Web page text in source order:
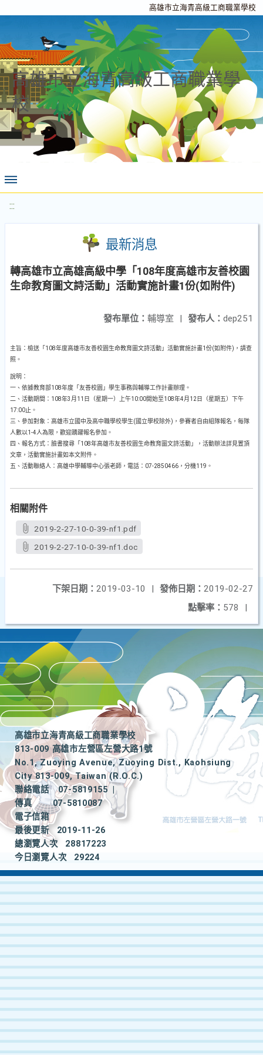
高雄市立海青高級工商職業學校
高雄市立海青高級工商職業學
校
:::
最新消息
轉高雄市立高雄高級中學「108年度高雄市友善校園
生命教育圖文詩活動」活動實施計畫1份(如附件)
發布人： dep251
發布單位： 輔導室 |
主旨：檢送「108年度高雄市友善校園生命教育圖文詩活動」活動實施計畫1份(如附件)，請查
照。
說明：
一、依據教育部108年度「友善校園」學生事務與輔導工作計畫辦理。
二、活動期間：108年3月11日（星期一）上午10:00開始至108年4月12日（星期五）下午
17:00止。
三、參加對象：高雄市立國中及高中職學校學生(國立學校除外)，參賽者自由組隊報名，每隊
人數以1-4人為限，歡迎踴躍報名參加。
四、報名方式：臉書搜尋「108年高雄市友善校園生命教育圖文詩活動」，活動辦法詳見置頂
文章，活動實施計畫如本文附件。
五、活動聯絡人：高雄中學輔導中心張老師，電話：07-2850466，分機119。
相關附件
2019-2-27-10-0-39-nf1.pdf
2019-2-27-10-0-39-nf1.doc
發佈日期： 2019-02-27
下架日期： 2019-03-10
|
點擊率： 578 |
高雄市立海青高級工商職業學校
813-009 高雄市左營區左營大路1號
No.1, Zuoying Avenue, Zuoying Dist., Kaohsiung
City 813-009, Taiwan (R.O.C.)
聯絡電話
07-5819155
|
傳真
07-5810087
電子信箱
最後更新
2019-11-26
總瀏覽人次
28817223
今日瀏覽人次
29224